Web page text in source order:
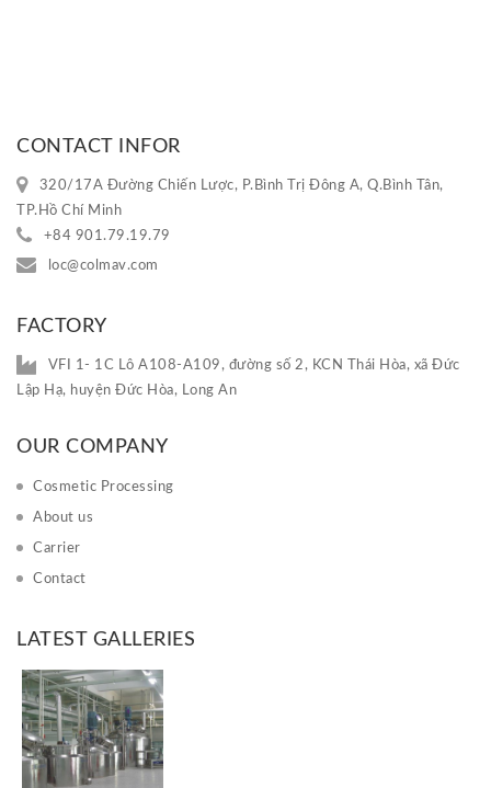
CONTACT INFOR
320/17A Đường Chiến Lược, P.Bình Trị Đông A, Q.Bình Tân,
TP.Hồ Chí Minh
+84 901.79.19.79
loc@colmav.com
FACTORY
VFI 1- 1C Lô A108-A109, đường số 2, KCN Thái Hòa, xã Đức
Lập Hạ, huyện Đức Hòa, Long An
OUR COMPANY
Cosmetic Processing
About us
Carrier
Contact
LATEST GALLERIES